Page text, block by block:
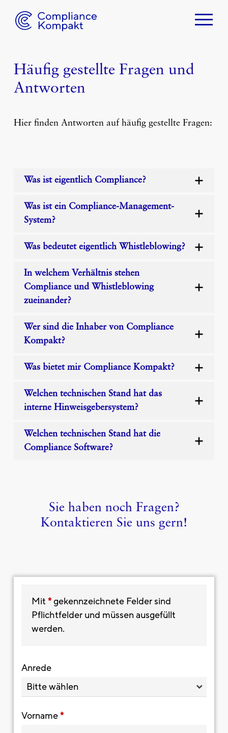
Häufig gestellte Fragen und
Antworten
Hier finden Antworten auf häufig gestellte Fragen:
Was ist eigentlich Compliance?
Was ist ein Compliance-Management-
System?
Was bedeutet eigentlich Whistleblowing?
In welchem Verhältnis stehen
Compliance und Whistleblowing
zueinander?
Wer sind die Inhaber von Compliance
Kompakt?
Was bietet mir Compliance Kompakt?
Welchen technischen Stand hat das
interne Hinweisgebersystem?
Welchen technischen Stand hat die
Compliance Software?
Sie haben noch Fragen?
Kontaktieren Sie uns gern!
Mit *gekennzeichnete Felder sind
Pflichtfelder und müssen ausgefüllt
werden.
Anrede
Vorname*
Cordula Meckenstock
Compliance Beratung
Ihre All-in-One-Lösung
Warum Whistleblowing?
Unsere Beratung zu Hinweisgebersystemen
Über Meldestellen
Hinweisgeberschutzgesetz
Beratung
Kontakt
Impressum
Datenschutz